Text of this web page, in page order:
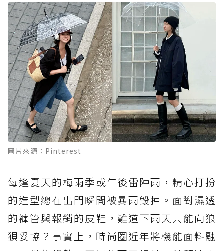
圖片來源：Pinterest
每逢夏天的梅雨季或午後雷陣雨，精心打扮
的造型總在出門瞬間被暴雨毀掉。面對濕透
的褲管與報銷的皮鞋，難道下雨天只能向狼
狽妥協？事實上，時尚圈近年將機能面料融